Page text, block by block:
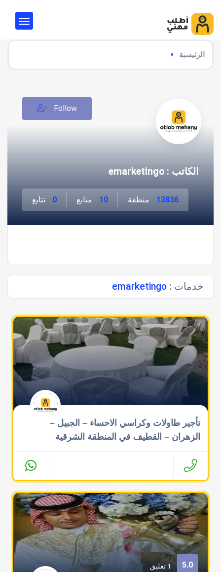
الرئيسية
الكاتب : emarketingo
13836 منطقة 10 متابع 0 تتابع
Follow
خدمات : emarketingo
تأجير طاولات وكراسي الاحساء – الجبيل –
الزهران – القطيف في المنطقة الشرقية
5.0 1 تعليق